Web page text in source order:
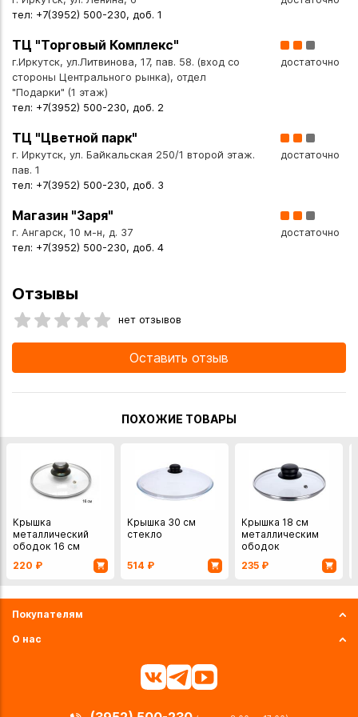
тел: +7(3952) 500-230, доб. 1
ТЦ "Торговый Комплекс"
г.Иркутск, ул.Литвинова, 17, пав. 58. (вход со
стороны Центрального рынка), отдел
"Подарки" (1 этаж)
тел: +7(3952) 500-230, доб. 2
достаточно
ТЦ "Цветной парк"
г. Иркутск, ул. Байкальская 250/1 второй этаж.
пав. 1
тел: +7(3952) 500-230, доб. 3
достаточно
Магазин "Заря"
г. Ангарск, 10 м-н, д. 37
тел: +7(3952) 500-230, доб. 4
достаточно
Отзывы
нет отзывов
Оставить отзыв
ПОХОЖИЕ ТОВАРЫ
Крышка
металлический
ободок 16 см
220 ₽
Крышка 30 см
стекло
514 ₽
Крышка 18 см
металлическим
ободок
235 ₽
Покупателям
О нас